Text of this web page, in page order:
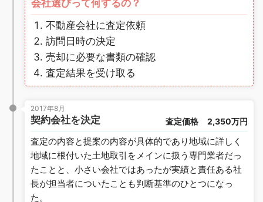
会社選びって何するの？
不動産会社に査定依頼
訪問日時の決定
売却に必要な書類の確認
査定結果を受け取る
2017年8月
契約会社を決定 査定価格 2,350万円
査定の内容と提案の内容が具体的であり地域に詳しく
地域に根付いた土地取引をメインに扱う専門業者だっ
たことと、小さい会社ではあったが実績と責任ある社
長が担当者についたことも判断基準のひとつになっ
た。